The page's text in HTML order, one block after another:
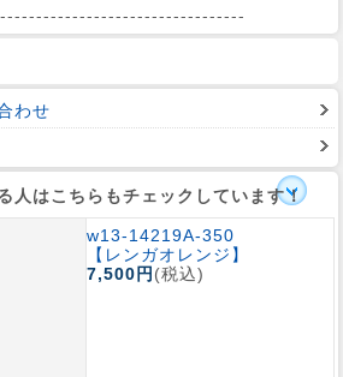
わせ
人はこちらもチェックしています！
w13-14219A-350
【レンガオレンジ】
7,500円 (税込)